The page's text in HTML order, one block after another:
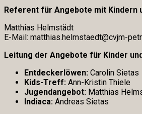
Referent für Angebote mit Kindern
Matthias Helmstädt
E-Mail: matthias.helmstaedt@cvjm-
Leitung der Angebote für Kinder
Entdeckerlöwen: Carolin Sietas
Kids-Treff: Ann-Kristin Thiele
Jugendangebot: Matthias
Indiaca: Andreas Sietas